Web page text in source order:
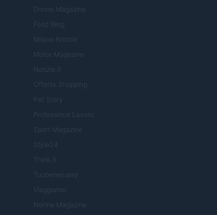
Donne Magazine
Food Blog
Milano Notizie
Motor Magazine
Notizie.it
Offerte Shopping
Pet Story
Professione Lavoro
Sport Magazine
Style24
Think.it
Tuobenessere
Viaggiamo
Nonne Magazine